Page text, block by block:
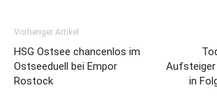
Vorheriger Artikel
HSG Ostsee chancenlos im
Ostseeduell bei Empor
Rostock
in